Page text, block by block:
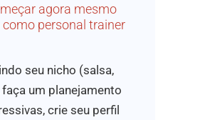
agora mesmo
personal trainer
seu nicho (salsa,
um planejamento
crie seu perfil